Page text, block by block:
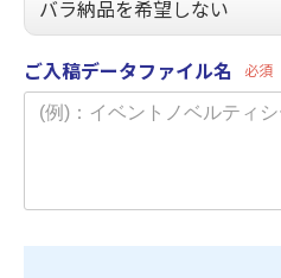
ご入稿データファイル名 必須